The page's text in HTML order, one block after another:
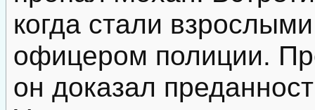
когда стали
офицером полиции.
он доказал